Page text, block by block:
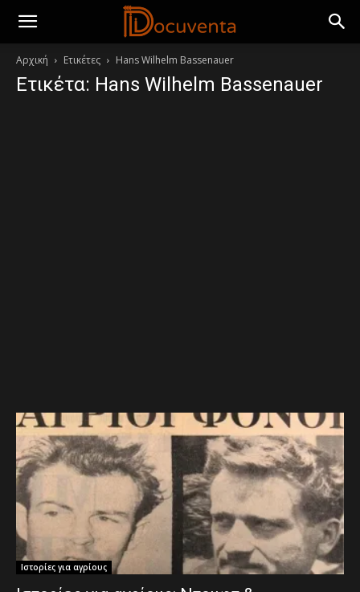
Αρχική Ετικέτες Hans Wilhelm Bassenauer
Ετικέτα: Hans Wilhelm Bassenauer
Ιστορίες για αγρίους